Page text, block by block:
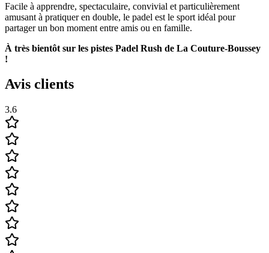
Facile à apprendre, spectaculaire, convivial et particulièrement
amusant à pratiquer en double, le padel est le sport idéal pour
partager un bon moment entre amis ou en famille.
À très bientôt sur les pistes Padel Rush de La Couture-Boussey
!
Avis clients
3.6